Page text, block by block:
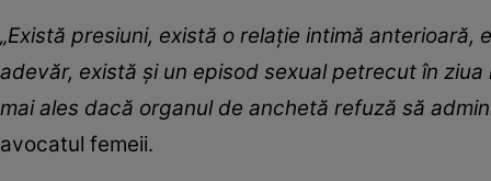
„Există presiuni, există o relație intimă
adevăr, există și un episod sexual petrecut în
mai ales dacă organul de anchetă refuză să
avocatul femeii.